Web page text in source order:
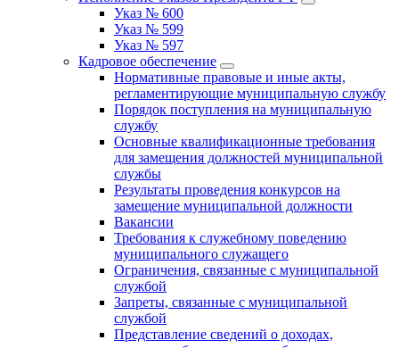
Указ № 600
Указ № 599
Указ № 597
Кадровое обеспечение
Нормативные правовые и иные акты,
регламентирующие муниципальную службу
Порядок поступления на муниципальную
службу
Основные квалификационные требования
для замещения должностей муниципальной
службы
Результаты проведения конкурсов на
замещение муниципальной должности
Вакансии
Требования к служебному поведению
муниципального служащего
Ограничения, связанные с муниципальной
службой
Запреты, связанные с муниципальной
службой
Представление сведений о доходах,